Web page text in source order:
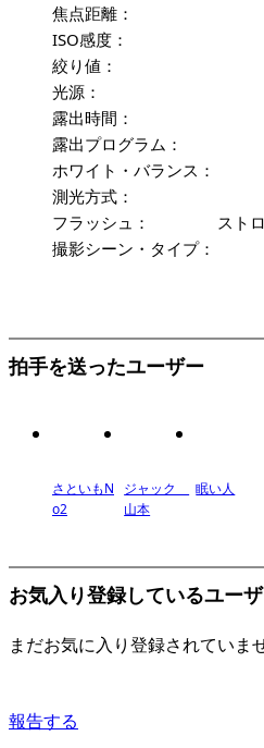
焦点距離：
ISO感度：
絞り値：
光源：
露出時間：
露出プログラム：
ホワイト・バランス：
測光方式：
フラッシュ：
スト
撮影シーン・タイプ：
拍手を送ったユーザー
さといもN
o2
ジャック
山本
眠い人
お気入り登録しているユー
まだお気に入り登録されていま
報告する